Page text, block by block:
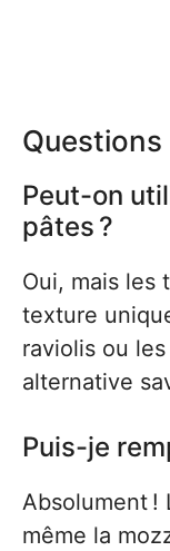
Peut-on
pâtes ?
Oui, mais les
texture
raviolis ou
alternative
Puis-je
Absolument !
même la